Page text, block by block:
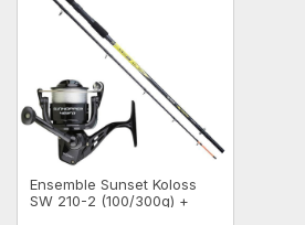
Ensemble Sunset Koloss
SW 210-2 (100/300g) +